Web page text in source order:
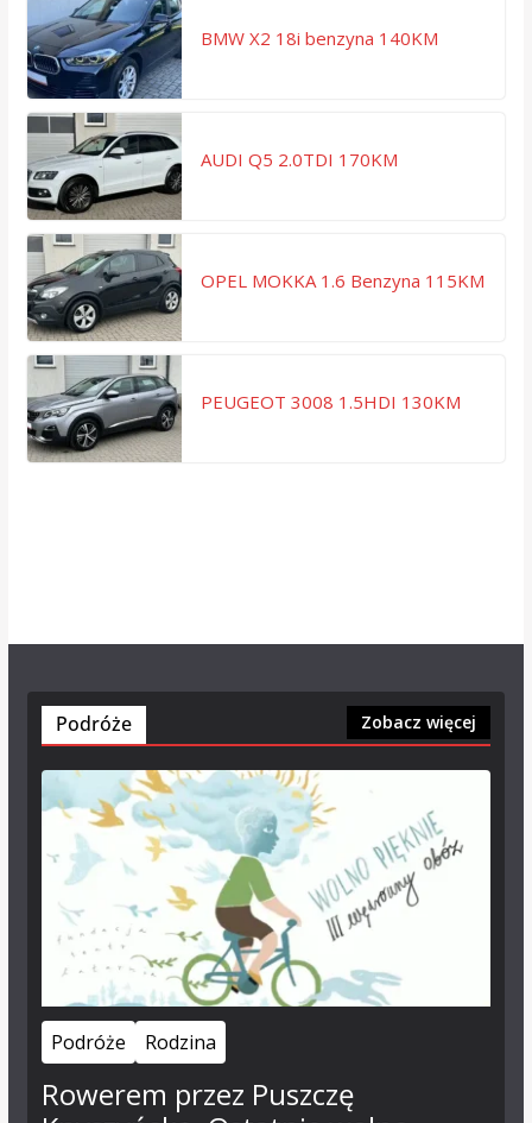
BMW X2 18i benzyna 140KM
AUDI Q5 2.0TDI 170KM
OPEL MOKKA 1.6 Benzyna 115KM
PEUGEOT 3008 1.5HDI 130KM
Podróże Zobacz więcej
Podróże Rodzina
Rowerem przez Puszczę